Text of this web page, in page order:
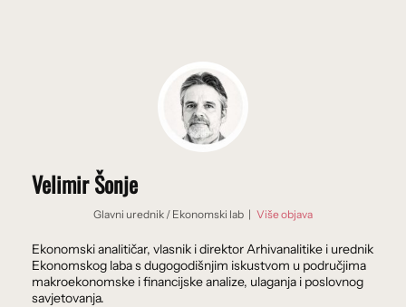
Velimir Šonje
Glavni urednik / Ekonomski lab | Više objava
Ekonomski analitičar, vlasnik i direktor Arhivanalitike i urednik
Ekonomskog laba s dugogodišnjim iskustvom u područjima
makroekonomske i financijske analize, ulaganja i poslovnog
savjetovanja.